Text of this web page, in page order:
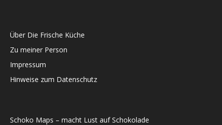
Über Die Frische Küche
Zu meiner Person
Impressum
Hinweise zum Datenschutz
Schoko Maps – macht Lust auf Schokolade